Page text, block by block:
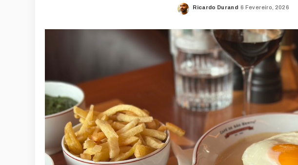
Posted
Ricardo Durand 6 Fevereiro, 2026